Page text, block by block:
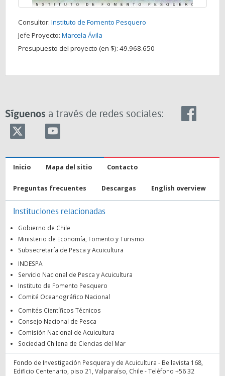
Consultor: Instituto de Fomento Pesquero
Jefe Proyecto: Marcela Ávila
Presupuesto del proyecto (en $): 49.968.650
Síguenos a través de redes sociales:
Inicio Mapa del sitio Contacto
Preguntas frecuentes Descargas English overview
Instituciones relacionadas
Gobierno de Chile
Ministerio de Economía, Fomento y Turismo
Subsecretaría de Pesca y Acuicultura
INDESPA
Servicio Nacional de Pesca y Acuicultura
Instituto de Fomento Pesquero
Comité Oceanográfico Nacional
Comités Científicos Técnicos
Consejo Nacional de Pesca
Comisión Nacional de Acuicultura
Sociedad Chilena de Ciencias del Mar
Fondo de Investigación Pesquera y de Acuicultura - Bellavista 168,
Edificio Centenario, piso 21, Valparaíso, Chile - Teléfono +56 32